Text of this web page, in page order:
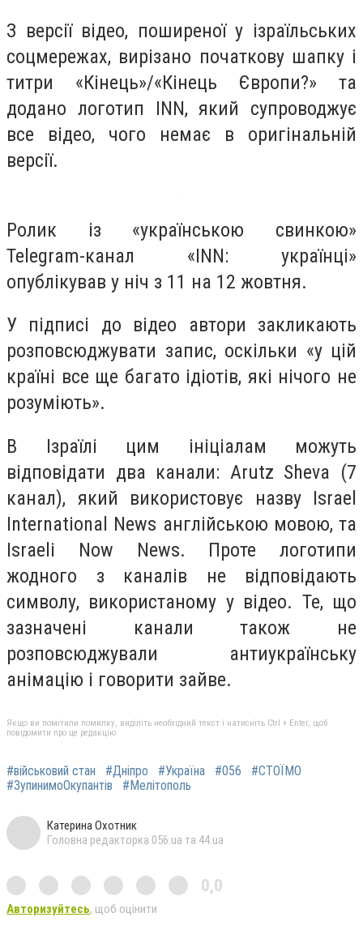
З версії відео, поширеної у ізраїльських
соцмережах, вирізано початкову шапку і
титри «Кінець»/«Кінець Європи?» та
додано логотип INN, який супроводжує
все відео, чого немає в оригінальній
версії.
Ролик із «українською свинкою»
Telegram-канал «INN: українці»
опублікував у ніч з 11 на 12 жовтня.
У підписі до відео автори закликають
розповсюджувати запис, оскільки «у цій
країні все ще багато ідіотів, які нічого не
розуміють».
В Ізраїлі цим ініціалам можуть
відповідати два канали: Arutz Sheva (7
канал), який використовує назву Israel
International News англійською мовою, та
Israeli Now News. Проте логотипи
жодного з каналів не відповідають
символу, використаному у відео. Те, що
зазначені канали також не
розповсюджували антиукраїнську
анімацію і говорити зайве.
Якщо ви помітили помилку, виділіть необхідний текст і натисніть Ctrl + Enter, щоб
повідомити про це редакцію
#військовий стан #Дніпро #Україна #056
#СТОЇМО
#ЗупинимоОкупантів
#Мелітополь
Катерина Охотник
Головна редакторка 056.ua та 44.ua
0,0
Авторизуйтесь, щоб оцінити